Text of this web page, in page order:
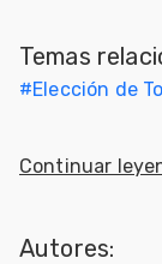
Temas
#Elección de
Continuar
Autores: